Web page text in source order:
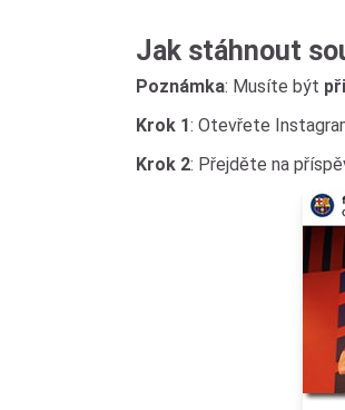
Jak stáhnout
Poznámka: Musíte být
Krok 1: Otevřete
Krok 2: Přejděte na